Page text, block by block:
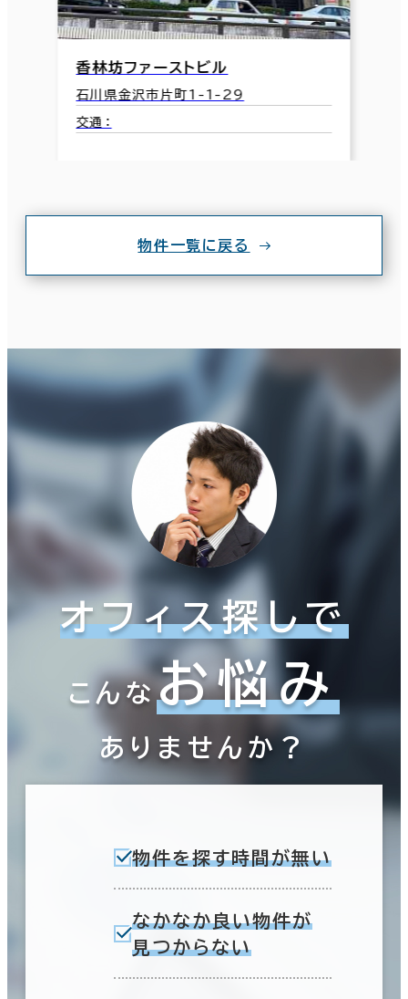
香林坊ファーストビル
石川県金沢市片町1-1-29
交通：
物件一覧に戻る
オフィス探しで
こんなお悩み
ありませんか？
物件を探す時間が無い
なかなか良い物件が
見つからない